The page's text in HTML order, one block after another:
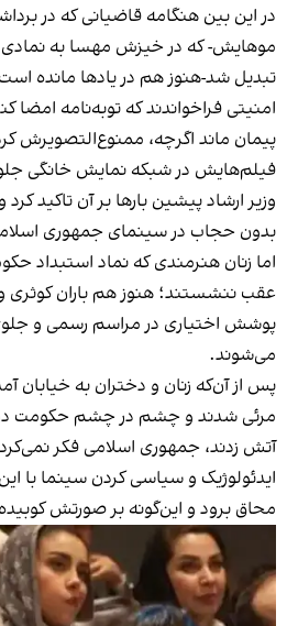
در این بین هنگامه قاضیانی که در
موهایش- که در خیزش مهسا به نمادی
تبدیل شد-هنوز هم در یادها مانده
امنیتی فراخواندند که توبه‌نامه امضا
پیمان ماند اگرچه، ممنوع‌التصویرش
فیلم‌هایش در شبکه نمایش خانگی
وزیر ارشاد پیشین بارها بر آن تاکید
بدون حجاب در سینمای جمهوری
اما زنان هنرمندی که نماد استبداد
عقب ننشستند؛ هنوز هم باران کوثری
پوشش اختیاری در مراسم رسمی و
می‌شوند.
پس از آن‌که زنان و دختران به خیابان
مرئی شدند و چشم در چشم حکومت
آتش زدند، جمهوری اسلامی فکر
ایدئولوژیک و سیاسی کردن سینما با این
محاق برود و این‌گونه بر صورتش